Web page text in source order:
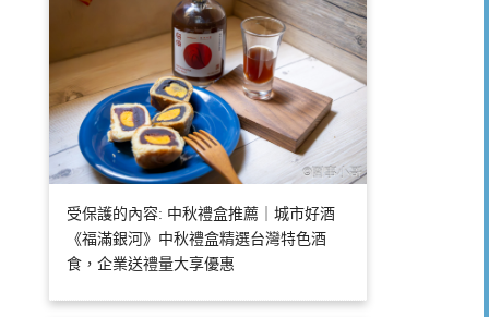
受保護的內容: 中秋禮盒推薦｜城市好酒
《福滿銀河》中秋禮盒精選台灣特色酒
食，企業送禮量大享優惠